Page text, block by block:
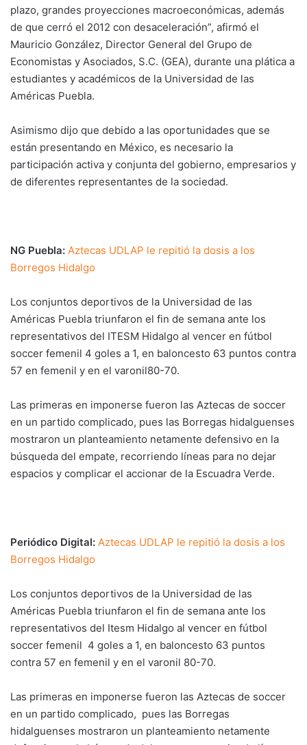
plazo, grandes proyecciones macroeconómicas, además
de que cerró el 2012 con desaceleración”, afirmó el
Mauricio González, Director General del Grupo de
Economistas y Asociados, S.C. (GEA), durante una plática a
estudiantes y académicos de la Universidad de las
Américas Puebla.
Asimismo dijo que debido a las oportunidades que se
están presentando en México, es necesario la
participación activa y conjunta del gobierno, empresarios y
de diferentes representantes de la sociedad.
NG Puebla: Aztecas UDLAP le repitió la dosis a los
Borregos Hidalgo
Los conjuntos deportivos de la Universidad de las
Américas Puebla triunfaron el fin de semana ante los
representativos del ITESM Hidalgo al vencer en fútbol
soccer femenil 4 goles a 1, en baloncesto 63 puntos contra
57 en femenil y en el varonil80-70.
Las primeras en imponerse fueron las Aztecas de soccer
en un partido complicado, pues las Borregas hidalguenses
mostraron un planteamiento netamente defensivo en la
búsqueda del empate, recorriendo líneas para no dejar
espacios y complicar el accionar de la Escuadra Verde.
Periódico Digital: Aztecas UDLAP le repitió la dosis a los
Borregos Hidalgo
Los conjuntos deportivos de la Universidad de las
Américas Puebla triunfaron el fin de semana ante los
representativos del Itesm Hidalgo al vencer en fútbol
soccer femenil 4 goles a 1, en baloncesto 63 puntos
contra 57 en femenil y en el varonil 80-70.
Las primeras en imponerse fueron las Aztecas de soccer
en un partido complicado, pues las Borregas
hidalguenses mostraron un planteamiento netamente